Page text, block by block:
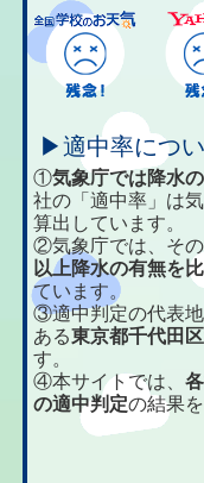
▶適中率につ
①気象庁では降水
社の「適中率」は
算出しています。
②気象庁では、そ
以上降水の有無を
ています。
③適中判定の代表
ある東京都千代田
す。
④本サイトでは、
の適中判定の結果